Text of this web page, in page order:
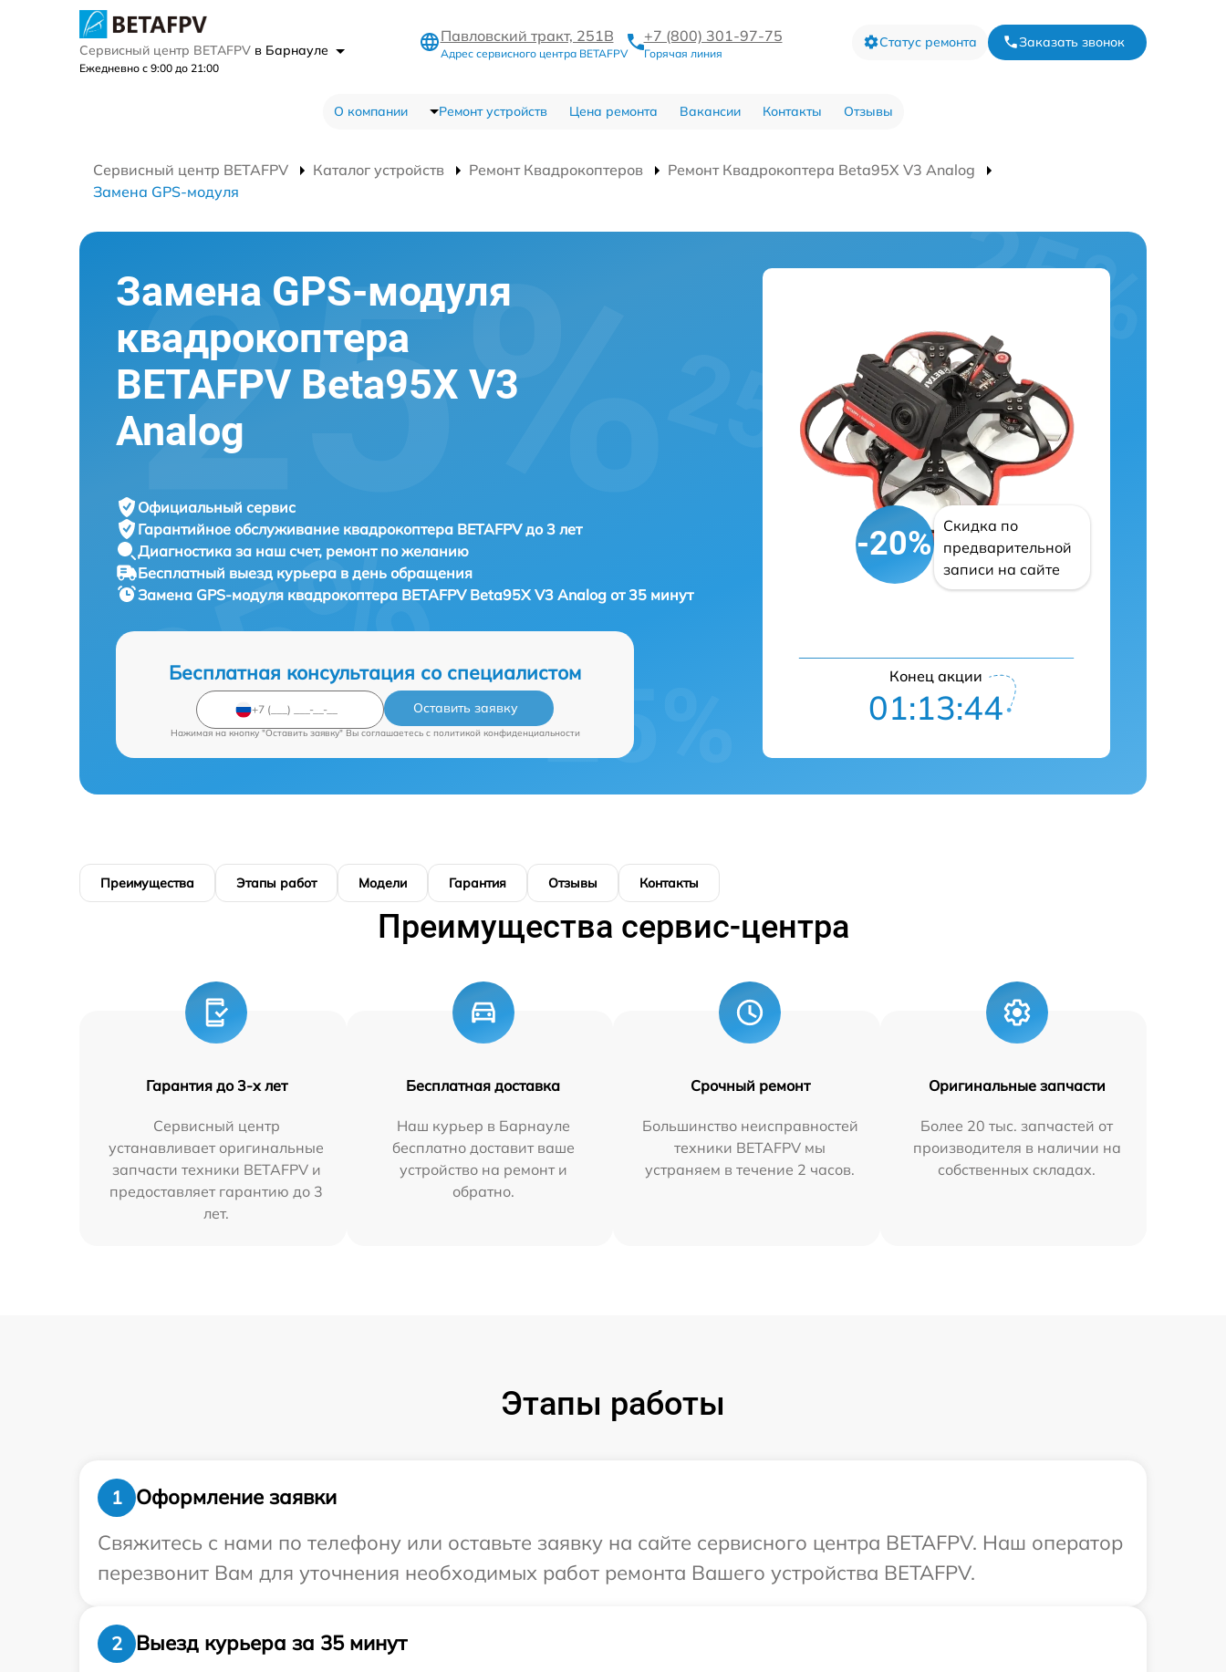
Сервисный центр BETAFPV в Барнауле
Ежедневно с 9:00 до 21:00
Павловский тракт, 251В
Адрес сервисного центра BETAFPV
+7 (800) 301-97-75
Горячая линия
Статус ремонта Заказать звонок
О компании Ремонт устройств Цена ремонта Вакансии Контакты Отзывы
Сервисный центр BETAFPV Каталог устройств Ремонт Квадрокоптеров
Ремонт Квадрокоптера Beta95X V3 Analog
Замена GPS-модуля
Замена GPS-модуля
квадрокоптера
BETAFPV Beta95X V3
Analog
Официальный сервис
Гарантийное обслуживание квадрокоптера BETAFPV до 3 лет
Диагностика за наш счет, ремонт по желанию
Бесплатный выезд курьера в день обращения
Замена GPS-модуля квадрокоптера BETAFPV Beta95X V3 Analog от 35 минут
Бесплатная консультация со специалистом
Оставить заявку
Нажимая на кнопку "Оставить заявку" Вы соглашаетесь c политикой конфиденциальности
-20%
Скидка по
предварительной
записи на сайте
Конец акции
01:13:43
Преимущества Этапы работ Модели Гарантия Отзывы Контакты
Преимущества сервис-центра
Гарантия до 3-х лет
Сервисный центр
устанавливает оригинальные
запчасти техники BETAFPV и
предоставляет гарантию до 3
лет.
Бесплатная доставка
Наш курьер в Барнауле
бесплатно доставит ваше
устройство на ремонт и
обратно.
Срочный ремонт
Большинство неисправностей
техники BETAFPV мы
устраняем в течение 2 часов.
Оригинальные запчасти
Более 20 тыс. запчастей от
производителя в наличии на
собственных складах.
Этапы работы
1
Оформление заявки
Свяжитесь с нами по телефону или оставьте заявку на сайте сервисного центра BETAFPV. Наш оператор
перезвонит Вам для уточнения необходимых работ ремонта Вашего устройства BETAFPV.
2
Выезд курьера за 35 минут